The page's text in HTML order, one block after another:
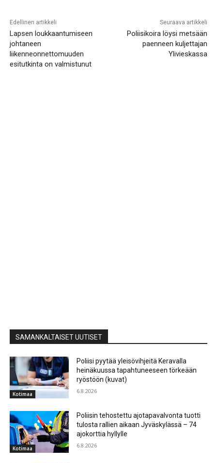
Edellinen artikkeli
Lapsen loukkaantumiseen
johtaneen
liikenneonnettomuuden
esitutkinta on valmistunut
Seuraava artikkeli
Poliisikoira löysi metsään
paenneen kuljettajan
Ylivieskassa
SAMANKALTAISET UUTISET
Kotimaa
Poliisi pyytää yleisövihjeitä Keravalla
heinäkuussa tapahtuneeseen törkeään
ryöstöön (kuvat)
6.8.2026
Kotimaa
Poliisin tehostettu ajotapavalvonta tuotti
tulosta rallien aikaan Jyväskylässä – 74
ajokorttia hyllylle
6.8.2026